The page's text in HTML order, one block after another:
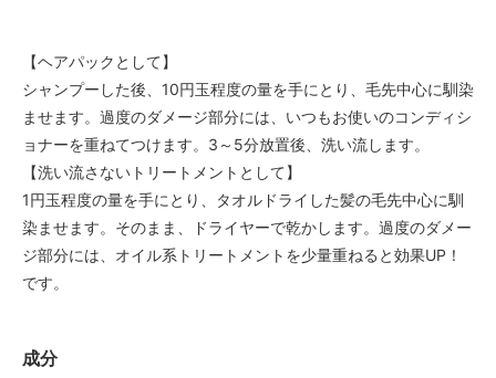
【ヘアパックとして】
シャンプーした後、10円玉程度の量を手にとり、毛先中心に馴染
ませます。過度のダメージ部分には、いつもお使いのコンディシ
ョナーを重ねてつけます。3～5分放置後、洗い流します。
【洗い流さないトリートメントとして】
1円玉程度の量を手にとり、タオルドライした髪の毛先中心に馴
染ませます。そのまま、ドライヤーで乾かします。過度のダメー
ジ部分には、オイル系トリートメントを少量重ねると効果UP！
です。
成分